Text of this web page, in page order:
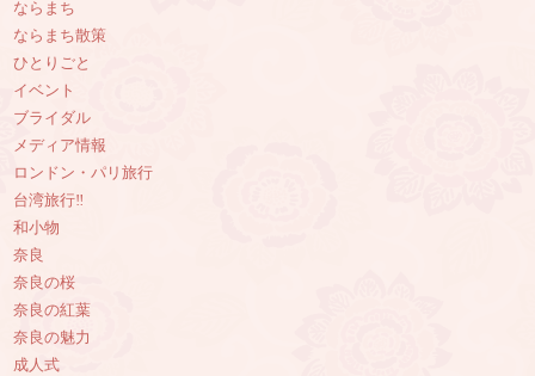
ならまち
ならまち散策
ひとりごと
イベント
ブライダル
メディア情報
ロンドン・パリ旅行
台湾旅行‼︎
和小物
奈良
奈良の桜
奈良の紅葉
奈良の魅力
成人式